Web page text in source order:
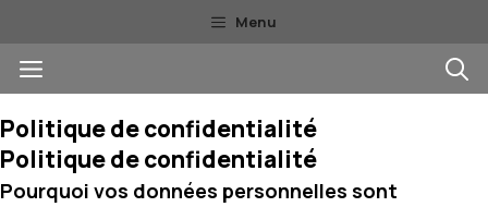
au
contenu
Menu
Menu
Politique de confidentialité
Politique de confidentialité
Pourquoi vos données personnelles sont